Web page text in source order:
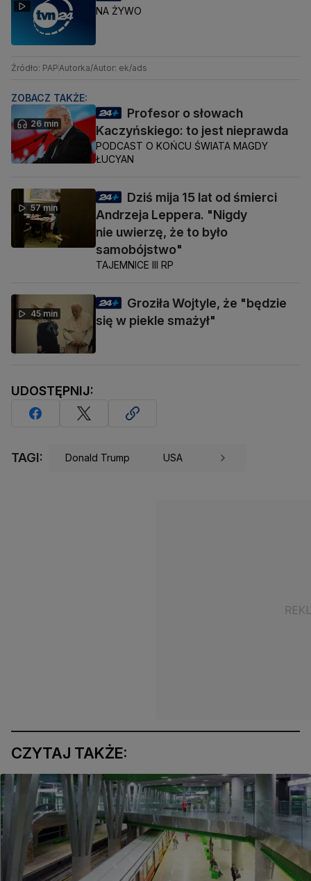
NA ŻYWO
Źródło: PAPAutorka/Autor: ek/ads
ZOBACZ TAKŻE:
26 min
Profesor o słowach
Kaczyńskiego: to jest nieprawda
PODCAST O KOŃCU ŚWIATA MAGDY
ŁUCYAN
57 min
Dziś mija 15 lat od śmierci
Andrzeja Leppera. "Nigdy
nie uwierzę, że to było
samobójstwo"
TAJEMNICE III RP
45 min
Groziła Wojtyle, że "będzie
się w piekle smażył"
UDOSTĘPNIJ:
TAGI: Donald Trump USA
CZYTAJ TAKŻE: